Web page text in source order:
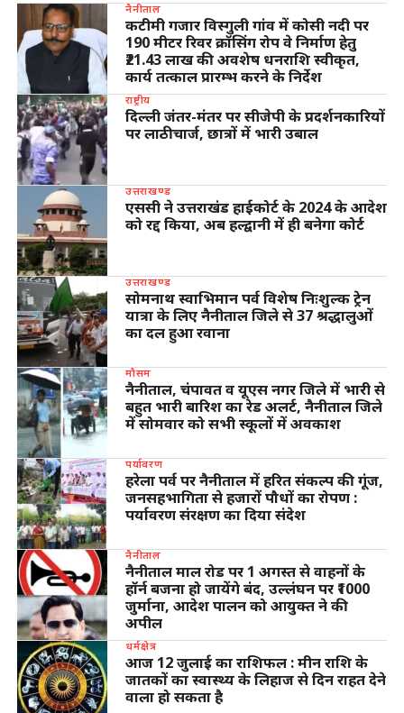
नैनीताल
कटीमी गजार विस्गुली गांव में कोसी नदी पर
190 मीटर रिवर क्रॉसिंग रोप वे निर्माण हेतु
₹21.43 लाख की अवशेष धनराशि स्वीकृत,
कार्य तत्काल प्रारम्भ करने के निर्देश
राष्ट्रीय
दिल्ली जंतर-मंतर पर सीजेपी के प्रदर्शनकारियों
पर लाठीचार्ज, छात्रों में भारी उबाल
उत्तराखण्ड
एससी ने उत्तराखंड हाईकोर्ट के 2024 के आदेश
को रद्द किया, अब हल्द्वानी में ही बनेगा कोर्ट
उत्तराखण्ड
सोमनाथ स्वाभिमान पर्व विशेष निःशुल्क ट्रेन
यात्रा के लिए नैनीताल जिले से 37 श्रद्धालुओं
का दल हुआ रवाना
मौसम
नैनीताल, चंपावत व यूएस नगर जिले में भारी से
बहुत भारी बारिश का रेड अलर्ट, नैनीताल जिले
में सोमवार को सभी स्कूलों में अवकाश
पर्यावरण
हरेला पर्व पर नैनीताल में हरित संकल्प की गूंज,
जनसहभागिता से हजारों पौधों का रोपण :
पर्यावरण संरक्षण का दिया संदेश
नैनीताल
नैनीताल माल रोड पर 1 अगस्त से वाहनों के
हॉर्न बजना हो जायेंगे बंद, उल्लंघन पर ₹1000
जुर्माना, आदेश पालन को आयुक्त ने की
अपील
धर्मक्षेत्र
आज 12 जुलाई का राशिफल : मीन राशि के
जातकों का स्वास्थ्य के लिहाज से दिन राहत देने
वाला हो सकता है